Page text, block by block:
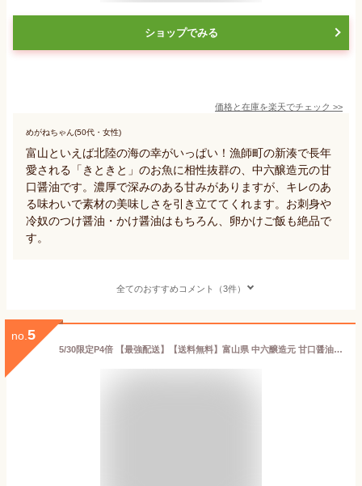
ショップでみる
価格と在庫を楽天でチェック >>
めがねちゃん(50代・女性)
富山といえば北陸の海の幸がいっぱい！漁師町の新湊で長年
愛される「きときと」のお魚に相性抜群の、中六醸造元の甘
口醤油です。濃厚で深みのある甘みがありますが、キレのあ
る味わいで素材の美味しさを引き立ててくれます。お刺身や
冷奴のつけ醤油・かけ醤油はもちろん、卵かけご飯も絶品で
す。
全てのおすすめコメント（3件）
no. 5
5/30限定P4倍 【最強配送】【送料無料】富山県 中六醸造元 甘口醤油 ペット 1000ml 1L×2本 新湊 魚に合う醤油 なかろく